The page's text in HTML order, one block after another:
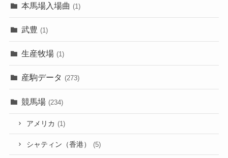
本馬場入場曲 (1)
武豊 (1)
生産牧場 (1)
産駒データ (273)
競馬場 (234)
アメリカ (1)
シャティン（香港） (5)